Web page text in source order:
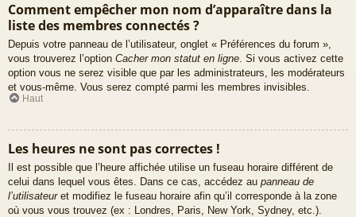
Comment empêcher mon nom d’apparaître dans la
liste des membres connectés ?
Depuis votre panneau de l’utilisateur, onglet « Préférences du forum »,
vous trouverez l’option Cacher mon statut en ligne. Si vous activez cette
option vous ne serez visible que par les administrateurs, les modérateurs
et vous-même. Vous serez compté parmi les membres invisibles.
Haut
Les heures ne sont pas correctes !
Il est possible que l’heure affichée utilise un fuseau horaire différent de
celui dans lequel vous êtes. Dans ce cas, accédez au panneau de
l’utilisateuret modifiez le fuseau horaire afin qu’il corresponde à la zone
où vous vous trouvez (ex : Londres, Paris, New York, Sydney, etc.).